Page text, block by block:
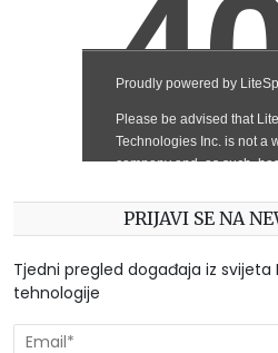
PRIJAVI SE NA
Tjedni pregled događaja iz
tehnologije